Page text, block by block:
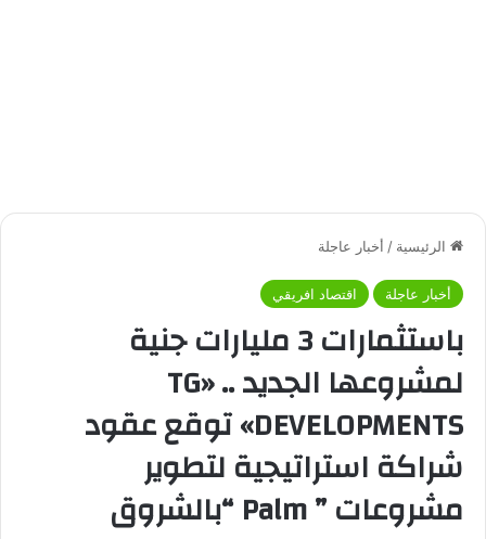
الرئيسية / أخبار عاجلة
أخبار عاجلة اقتصاد افريقي
باستثمارات 3 مليارات جنية
لمشروعها الجديد .. «TG
DEVELOPMENTS» توقع عقود
شراكة استراتيجية لتطوير
مشروعات ” Palm “بالشروق